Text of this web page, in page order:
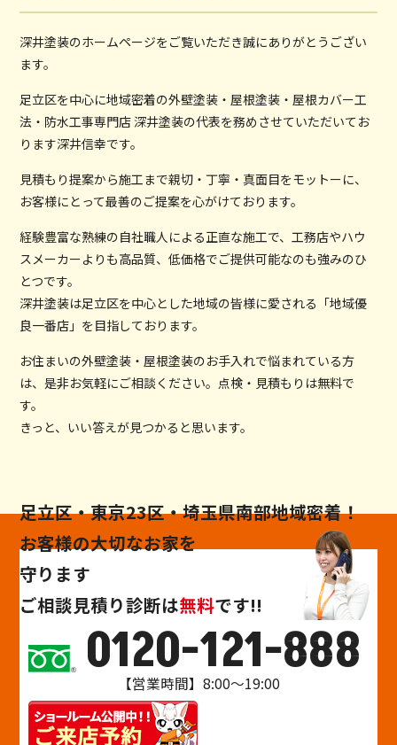
深井塗装のホームページをご覧いただき誠にありがとうござい
ます。
足立区を中心に地域密着の外壁塗装・屋根塗装・屋根カバー工
法・防水工事専門店 深井塗装の代表を務めさせていただいてお
ります深井信幸です。
見積もり提案から施工まで親切・丁寧・真面目をモットーに、
お客様にとって最善のご提案を心がけております。
経験豊富な熟練の自社職人による正直な施工で、工務店やハウ
スメーカーよりも高品質、低価格でご提供可能なのも強みのひ
とつです。
深井塗装は足立区を中心とした地域の皆様に愛される「地域優
良一番店」を目指しております。
お住まいの外壁塗装・屋根塗装のお手入れで悩まれている方
は、是非お気軽にご相談ください。点検・見積もりは無料で
す。
きっと、いい答えが見つかると思います。
足立区・東京23区・埼玉県南部地域密着！
お客様の大切なお家を
守ります
ご相談見積り診断は無料です!!
0120-121-888
【営業時間】8:00～19:00